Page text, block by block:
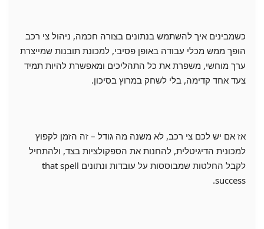
כשמבינים איך להשתמש בנתונים בצורה חכמה, ניהול צי רכב
הופך ממש מכלי עבודה באופן פסיבי, למכונת תובנות שמייצרת
ערך מוחשי, משפרת את כל התהליכים ומאפשרת להיות תמיד
צעד אחד קדימה, בלי לשחק במרוץ בסיכון.
אז אם יש לכם צי רכב, לא משנה מה גודל – זה הזמן לקפוץ
למכונית הדיגיטלית, להחנות את הספקולציות בצד, ולהתחיל
לקבל החלטות שמבוססות על עובדות ונתונים that spell
success.